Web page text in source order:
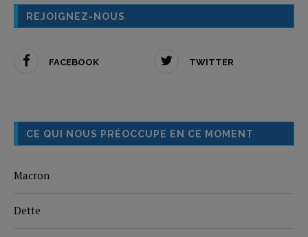
REJOIGNEZ-NOUS
FACEBOOK TWITTER
CE QUI NOUS PRÉOCCUPE EN CE MOMENT
Macron
Dette